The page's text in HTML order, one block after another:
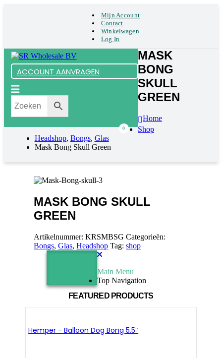
Mijn Account
Contact
Winkelwagen
Log In
ACCOUNT AANVRAGEN
0
MASK
BONG
SKULL
GREEN
Home
Shop
Headshop, Bongs, Glas
Mask Bong Skull Green
MASK BONG SKULL
GREEN
Artikelnummer:KRSMBSG Categorieën:
Bongs,Glas,Headshop Tag:shop
FEATURED PRODUCTS
Hemper - Balloon Dog Bong 5.5″
Main Menu
Top Navigation